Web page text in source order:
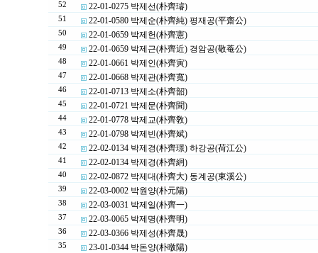
52 22-01-0275 박제선(朴齊璿)
51 22-01-0580 박제순(朴齊純) 평재공(平齋公)
50 22-01-0659 박제헌(朴齊憲)
49 22-01-0659 박제근(朴齊近) 경암공(敬菴公)
48 22-01-0661 박제인(朴齊寅)
47 22-01-0668 박제관(朴齊寬)
46 22-01-0713 박제소(朴齊韶)
45 22-01-0721 박제문(朴齊聞)
44 22-01-0778 박제교(朴齊敎)
43 22-01-0798 박제빈(朴齊斌)
42 22-02-0134 박제경(朴齊璟) 하강공(荷江公)
41 22-02-0134 박제경(朴齊絅)
40 22-02-0872 박제대(朴齊大) 동계공(東溪公)
39 22-03-0002 박원양(朴元陽)
38 22-03-0031 박제일(朴齊一)
37 22-03-0065 박제명(朴齊明)
36 22-03-0366 박제성(朴齊晟)
35 23-01-0344 박돈양(朴暾陽)